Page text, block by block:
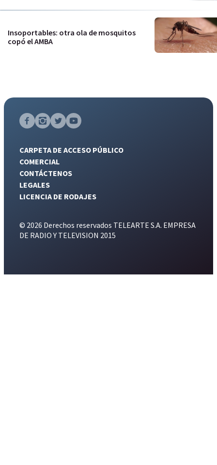
Insoportables: otra ola de mosquitos
copó el AMBA
CARPETA DE ACCESO PÚBLICO
COMERCIAL
CONTÁCTENOS
LEGALES
LICENCIA DE RODAJES
© 2026 Derechos reservados TELEARTE S.A. EMPRESA
DE RADIO Y TELEVISION 2015